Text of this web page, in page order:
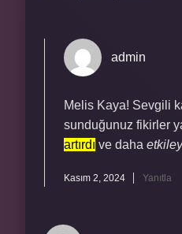
admin
Melis Kaya! Sevgili
sunduğunuz fikirler
artırdı ve daha
Kasım 2, 2024 Yanıtla